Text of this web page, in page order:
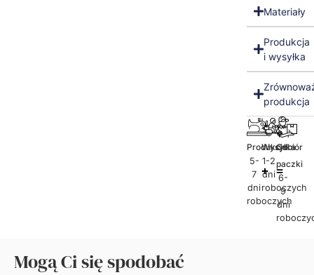
Materiały
Produkcja
i wysyłka
produkcja
Produkcja
5-
7
dni
roboczych
Wysyłka
1-2
dni
roboczych
Odbiór
paczki
6-
9
dni
Mogą Ci się spodobać